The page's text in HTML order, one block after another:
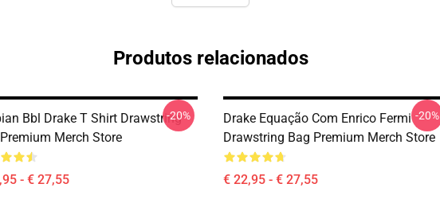
Produtos relacionados
Bbl Drake T Shirt Drawstring
Merch Store
- € 27,55
-20%
Drake Equação Com Enrico Fermi
Drawstring Bag Premium Merch Store
€ 22,95 - € 27,55
-20%